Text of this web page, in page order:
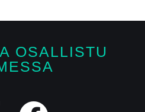
OSALLISTU